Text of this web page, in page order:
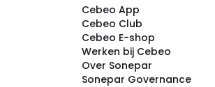
Cebeo App
Cebeo Club
Cebeo E-shop
Werken bij Cebeo
Over Sonepar
Sonepar Governance